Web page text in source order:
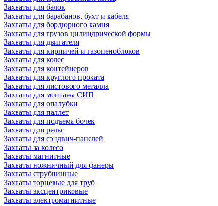
Захваты для балок
Захваты для барабанов, бухт и кабеля
Захваты для бордюрного камня
Захваты для грузов цилиндрической формы
Захваты для двигателя
Захваты для кирпичей и газопеноблоков
Захваты для колес
Захваты для контейнеров
Захваты для круглого проката
Захваты для листового металла
Захваты для монтажа СИП
Захваты для опалубки
Захваты для паллет
Захваты для подъема бочек
Захваты для рельс
Захваты для сэндвич-панелей
Захваты за колесо
Захваты магнитные
Захваты ножничный для фанеры
Захваты струбцинные
Захваты торцевые для труб
Захваты эксцентриковые
Захваты электромагнитные